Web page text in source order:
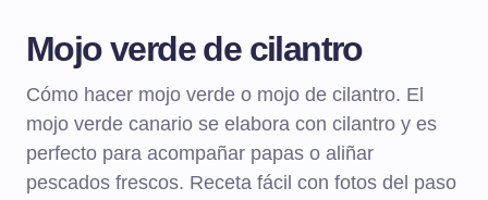
Mojo verde de cilantro
Cómo hacer mojo verde o mojo de cilantro. El
mojo verde canario se elabora con cilantro y es
perfecto para acompañar papas o aliñar
pescados frescos. Receta fácil con fotos del paso